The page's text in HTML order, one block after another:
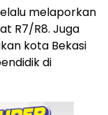
melaporkan
R7/R8. Juga
kota Bekasi
di